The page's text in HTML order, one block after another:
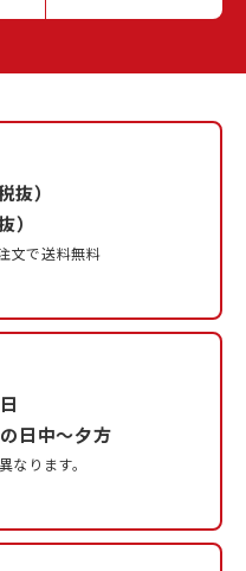
抜）
）
文で送料無料
日中〜夕方
ります。